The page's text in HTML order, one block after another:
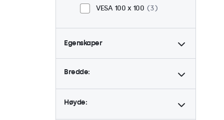
VESA 100 x 100
3
Egenskaper
4:3 / 5:4
6
Dimbar
18
24/7 bruk
18
Bredde:
Høyde: